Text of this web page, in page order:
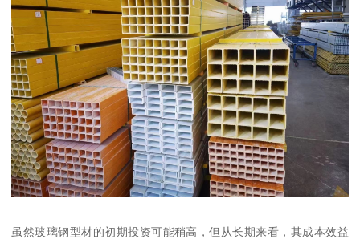
虽然玻璃钢型材的初期投资可能稍高，但从长期来看，其成本效益